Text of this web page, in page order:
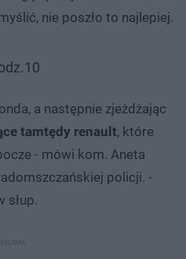
nie poszło to najlepiej.
a następnie zjeżdżając
tamtędy renault, które
- mówi kom. Aneta
policji. -
słup.